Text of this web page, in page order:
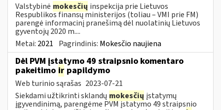
Valstybinė mokesčių inspekcija prie Lietuvos
Respublikos finansų ministerijos (toliau – VMI prie FM)
parengė informacinį pranešimą dėl nuolatinių Lietuvos
gyventojų 2020 m....
Metai: 2021 Pagrindinis: Mokesčio naujiena
Dėl PVM įstatymo 49 straipsnio komentaro
pakeitimo ir papildymo
Web turinio sąrašas 2023-07-21
Siekdami užtikrinti sklandų mokesčių įstatymų
įgyvendinimą, parengėme PVM įstatymo 49 straipsnio